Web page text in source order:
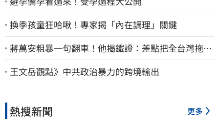
換季孩童狂哈啾！專家揭「內在調理」關鍵
蔣萬安粗暴一句翻車！他揭鐵證：差點把全台灣拖下
水哪時道歉
王文岳觀點》中共政治暴力的跨境輸出
熱搜新聞 更多